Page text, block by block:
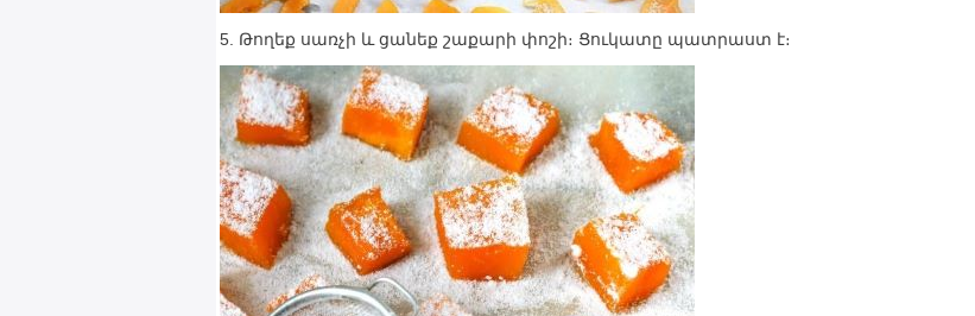
5. Թողեք սառչի և ցանեք շաքարի փոշի։ Ցուկատը պատրաստ է։